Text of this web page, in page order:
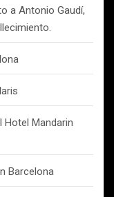
a Antonio Gaudí,
Hotel Mandarin
Barcelona